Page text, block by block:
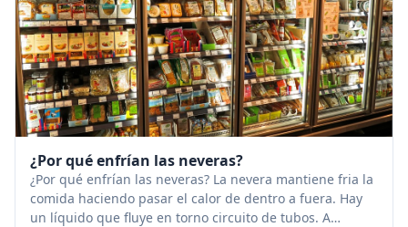
¿Por qué enfrían las neveras?
¿Por qué enfrían las neveras? La nevera mantiene fria la
comida haciendo pasar el calor de dentro a fuera. Hay
un líquido que fluye en torno circuito de tubos. A